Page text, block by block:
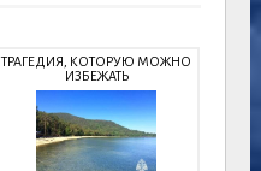
ТРАГЕДИЯ, КОТОРУЮ МОЖНО
ИЗБЕЖАТЬ